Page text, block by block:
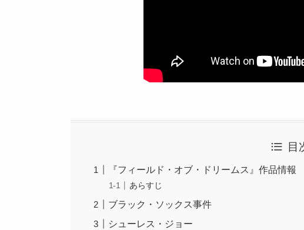
目
『フィールド・オブ・ドリームス』作品情報
あらすじ
ブラック・ソックス事件
シューレス・ジョー